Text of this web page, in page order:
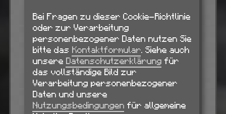
Bei Fragen zu dieser Cookie-Richtlinie
oder zur Verarbeitung
personenbezogener Daten nutzen Sie
bitte das Kontaktformular. Siehe auch
unsere Datenschutzerklärung für
das vollständige Bild zur
Verarbeitung personenbezogener
Daten und unsere
Nutzungsbedingungen für allgemeine